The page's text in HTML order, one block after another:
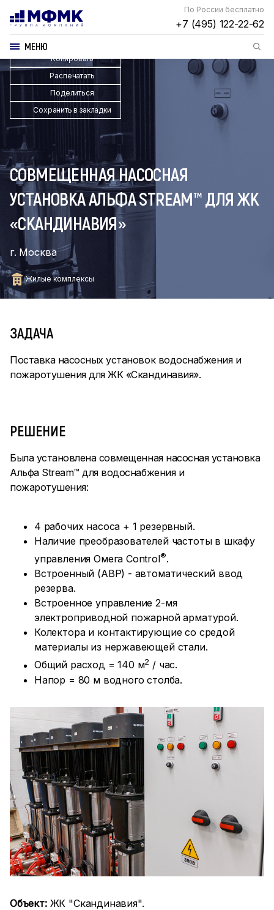
По России бесплатно
+7 (495) 122-22-62
МЕНЮ
Копировать
Распечатать
Поделиться
Сохранить в закладки
СОВМЕЩЕННАЯ НАСОСНАЯ
УСТАНОВКА АЛЬФА STREAM™ ДЛЯ ЖК
«СКАНДИНАВИЯ»
г. Москва
Жилые комплексы
ЗАДАЧА
Поставка насосных установок водоснабжения и
пожаротушения для ЖК «Скандинавия».
РЕШЕНИЕ
Была установлена совмещенная насосная установка
Альфа Stream™ для водоснабжения и
пожаротушения:
4 рабочих насоса + 1 резервный.
Наличие преобразователей частоты в шкафу
управления Омега Control®.
Встроенный (ABP) - автоматический ввод
резерва.
Встроенное управление 2-мя
электроприводной пожарной арматурой.
Колектора и контактирующие со средой
материалы из нержавеющей стали.
Общий расход = 140 м2 / час.
Напор = 80 м водного столба.
Объект: ЖК "Скандинавия".